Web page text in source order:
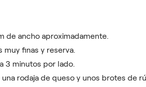
de ancho aproximadamente.
muy finas y reserva.
3 minutos por lado.
rodaja de queso y unos brotes de